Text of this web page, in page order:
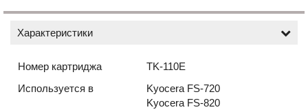
Характеристики
Номер картриджа
TK-110E
Используется в
Kyocera FS-720
Kyocera FS-820